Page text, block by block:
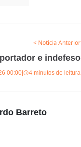
< Notícia Anterior
e indefeso
00:00| 4 minutos de leitura
Barreto